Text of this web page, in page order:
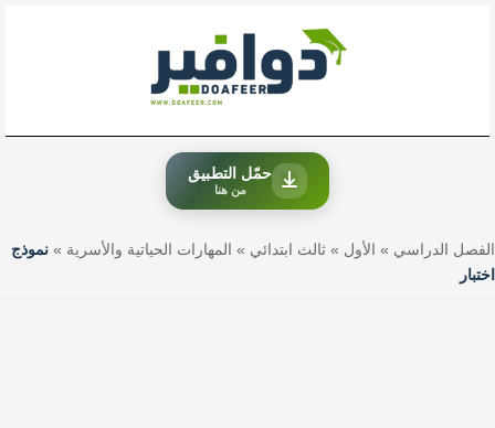
حمّل التطبيق
من هنا
الفصل الدراسي » الأول » ثالث ابتدائي » المهارات الحياتية والأسرية » نموذج
اختبار